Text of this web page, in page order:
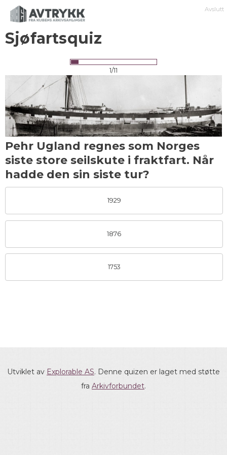
Avslutt
Sjøfartsquiz
1/11
Pehr Ugland regnes som Norges
siste store seilskute i fraktfart. Når
hadde den sin siste tur?
1929
1876
1753
Utviklet av Explorable AS. Denne quizen er laget med støtte
fra Arkivforbundet.